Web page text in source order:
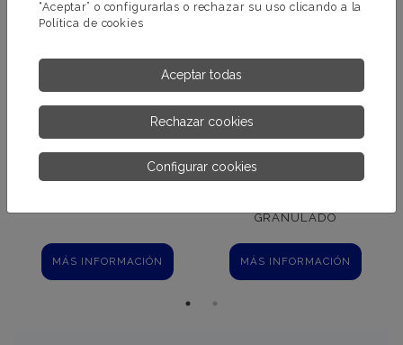
MÁS INFORMACIÓN
GRANULADO
MÁS INFORMACIÓN
“Aceptar” o configurarlas o rechazar su uso clicando a la
Política de cookies
Aceptar todas
Rechazar cookies
Configurar cookies